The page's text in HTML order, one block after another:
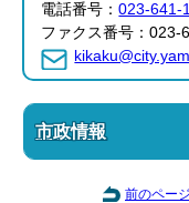
電話番号：023-641-
ファクス番号：023-
市政情報
前のペー